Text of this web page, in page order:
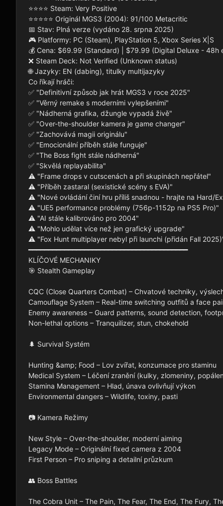
⭐⭐⭐⭐ Steam: Very Positive
⭐⭐⭐⭐⭐ Originál MGS3 (2004): 91/100 Metacritic
📅 Stav: Plná verze (vydáno 28. srpna 2025)
🎮 Platformy: PC (Steam), PlayStation 5, Xbox Series X|S
💰 Cena: $69.99 (Standard) | $79.99 (Digital Deluxe - 48h
❌ Steam Deck: Not Verified (Unknown status)
🌐 Jazyky: EN (dabing), titulky multijazyky
Co říkají hráči:
✅ "Definitivní způsob jak hrát MGS3 v roce 2025"
✅ "Věrný remake s moderními vylepšeními"
✅ "Nádherná grafika, džungle vypadá živě"
✅ "Over-the-shoulder kamera je game changer"
✅ "Zachovává magii originálu"
✅ "Emocionální příběh stále funguje"
✅ "The Boss fight stále nádherná"
✅ "Skvělá replayabilita"
⚠️ "Frame drops v cutscenách a při skupinách nepřátel"
⚠️ "Příběh zastaral (sexistické scény s EVA)"
⚠️ "Nové ovládání činí hru příliš snadnou - hrajte na Hard/
⚠️ "UE5 performance problémy (756p-1152p na PS5 Pro)"
⚠️ "AI stále kalibrováno pro 2004"
⚠️ "Mohlo udělat více než jen grafický upgrade"
⚠️ "Fox Hunt multiplayer nebyl při launchi (přidán Fall
━━━━━━━━━━━━━━━━━━━━━━━━━━━━━━━━━━━━━━━━
KLÍČOVÉ MECHANIKY
🎯 Stealth Gameplay
CQC (Close Quarters Combat) – Chvatové techniky,
Camouflage System – Real-time switching outfitů a face
Enemy awareness – Guard patterns, sound detection,
Non-lethal options – Tranquilizer, stun, chokehold
🌲 Survival Systém
Hunting &amp; Food – Lov zvířat, konzumace pro staminu
Medical System – Léčení zranění (kulky, zlomeniny,
Stamina Management – Hlad, únava ovlivňují výkon
Environmental dangers – Wildlife, toxiny, pasti
📷 Kamera Režimy
New Style – Over-the-shoulder, moderní aiming
Legacy Mode – Originální fixed camera z 2004
First Person – Pro sniping a detailní průzkum
👥 Boss Battles
The Cobra Unit – The Pain, The Fear, The End, The Fury,